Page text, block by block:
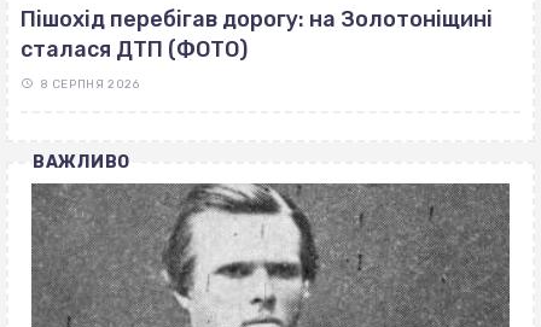
Пішохід перебігав дорогу: на Золотоніщині
сталася ДТП (ФОТО)
8 СЕРПНЯ 2026
ВАЖЛИВО